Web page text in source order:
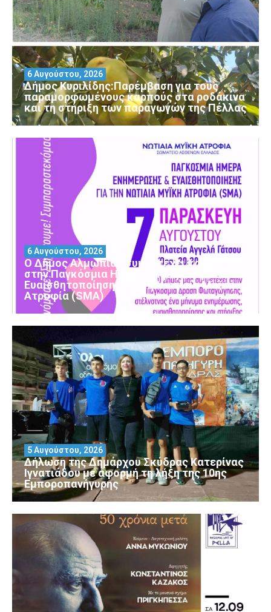
Δήμος Κυριλίδης:Παρέμβαση για τους
παραμορφωμένους καρπούς στα ροδάκινα
και τη στήριξη των παραγωγών της Πέλλας
6 Αυγούστου, 2026
Ο Δήμος Αλμωπίας συμμετέχει και φέτος
στην Παγκόσμια Ημέρα Ενημέρωσης και
Ευαισθητοποίησης για τη Νωτιαία Μυϊκή
Ατροφία (SMA)
6 Αυγούστου, 2026
Δήλωση της Δημάρχου Σκύδρας Κατερίνας
Ιγνατιάδου με αφορμή τη λήξη της 10ης
Εμποροπανήγυρης
5 Αυγούστου, 2026